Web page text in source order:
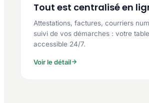
Tout est centralisé en
Attestations, factures, courriers
suivi de vos démarches : votre
accessible 24/7.
Voir le détail